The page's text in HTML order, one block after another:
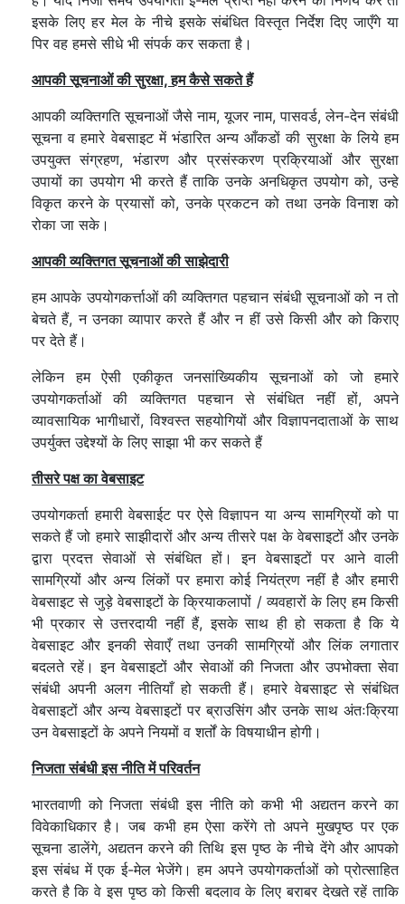
इसके लिए हर मेल के नीचे इसके संबंधित विस्तृत निर्देश दिए जाएँगे या
पिर वह हमसे सीधे भी संपर्क कर सकता है।
आपकी सूचनाओं की सुरक्षा,हम कैसे सकते हैं
आपकी व्यक्तिगति सूचनाओं जैसे नाम, यूजर नाम, पासवर्ड, लेन-देन संबंधी
सूचना व हमारे वेबसाइट में भंडारित अन्य आँकडों की सुरक्षा के लिये हम
उपयुक्त संग्रहण, भंडारण और प्रसंस्करण प्रक्रियाओं और सुरक्षा
उपायों का उपयोग भी करते हैं ताकि उनके अनधिकृत उपयोग को, उन्हे
विकृत करने के प्रयासों को, उनके प्रकटन को तथा उनके विनाश को
रोका जा सके।
आपकी व्यक्तिगत सूचनाओं की साझेदारी
हम आपके उपयोगकर्त्ताओं की व्यक्तिगत पहचान संबंधी सूचनाओं को न तो
बेचते हैं, न उनका व्यापार करते हैं और न हीं उसे किसी और को किराए
पर देते हैं।
लेकिन हम ऐसी एकीकृत जनसांख्यिकीय सूचनाओं को जो हमारे
उपयोगकर्ताओं की व्यक्तिगत पहचान से संबंधित नहीं हों, अपने
व्यावसायिक भागीधारों, विश्वस्त सहयोगियों और विज्ञापनदाताओं के साथ
उपर्युक्त उद्देश्यों के लिए साझा भी कर सकते हैं
तीसरे पक्ष का वेबसाइट
उपयोगकर्ता हमारी वेबसाईट पर ऐसे विज्ञापन या अन्य सामग्रियों को पा
सकते हैं जो हमारे साझीदारों और अन्य तीसरे पक्ष के वेबसाइटों और उनके
द्वारा प्रदत्त सेवाओं से संबंधित हों। इन वेबसाइटों पर आने वाली
सामग्रियों और अन्य लिंकों पर हमारा कोई नियंत्रण नहीं है और हमारी
वेबसाइट से जुड़े वेबसाइटों के क्रियाकलापों / व्यवहारों के लिए हम किसी
भी प्रकार से उत्तरदायी नहीं हैं, इसके साथ ही हो सकता है कि ये
वेबसाइट और इनकी सेवाएँ तथा उनकी सामग्रियों और लिंक लगातार
बदलते रहें। इन वेबसाइटों और सेवाओं की निजता और उपभोक्ता सेवा
संबंधी अपनी अलग नीतियाँ हो सकती हैं। हमारे वेबसाइट से संबंधित
वेबसाइटों और अन्य वेबसाइटों पर ब्राउसिंग और उनके साथ अंतःक्रिया
उन वेबसाइटों के अपने नियमों व शर्तों के विषयाधीन होगी।
निजता संबंधी इस नीति में परिवर्तन
भारतवाणी को निजता संबंधी इस नीति को कभी भी अद्यतन करने का
विवेकाधिकार है। जब कभी हम ऐसा करेंगे तो अपने मुखपृष्ठ पर एक
सूचना डालेंगे, अद्यतन करने की तिथि इस पृष्ठ के नीचे देंगे और आपको
इस संबंध में एक ई-मेल भेजेंगे। हम अपने उपयोगकर्ताओं को प्रोत्साहित
करते है कि वे इस पृष्ठ को किसी बदलाव के लिए बराबर देखते रहें ताकि